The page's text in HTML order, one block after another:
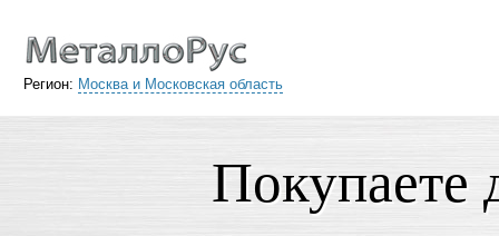
Регион: Москва и Московская область
Покупаете